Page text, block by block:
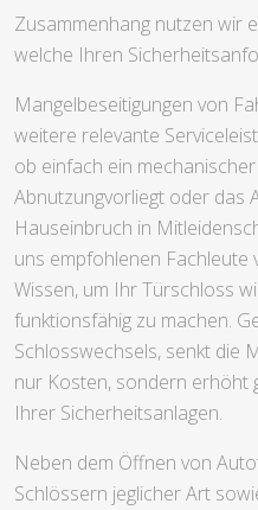
Zusammenhang nutzen wir
welche Ihren
Mangelbeseitigungen von
weitere relevante
ob einfach ein
Abnutzungvorliegt oder das
Hauseinbruch in
uns empfohlenen
Wissen, um Ihr Türschloss
funktionsfähig zu machen.
Schlosswechsels, senkt die
nur Kosten, sondern erhöht
Ihrer Sicherheitsanlagen.
Neben dem Öffnen von
Schlössern jeglicher Art